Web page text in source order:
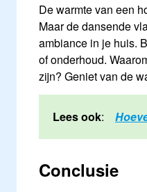
De warmte van een
Maar de dansende
ambiance in je huis.
of onderhoud.
zijn? Geniet van de
Lees ook:
Conclusie